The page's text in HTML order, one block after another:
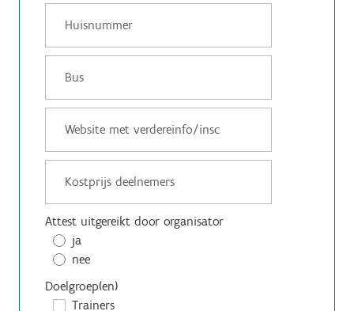
Attest uitgereikt door organisator
ja
nee
Doelgroep(en)
Trainers